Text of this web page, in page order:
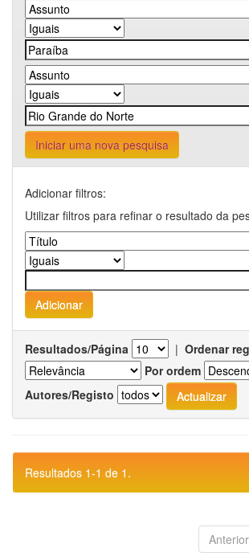
Iniciar uma nova pesquisa
Adicionar filtros:
Utilizar filtros para refinar o resultado da
Resultados/Página | Ordenar
Por ordem
Autores/Registo
Resultados 1-1 de 1.
Anterior